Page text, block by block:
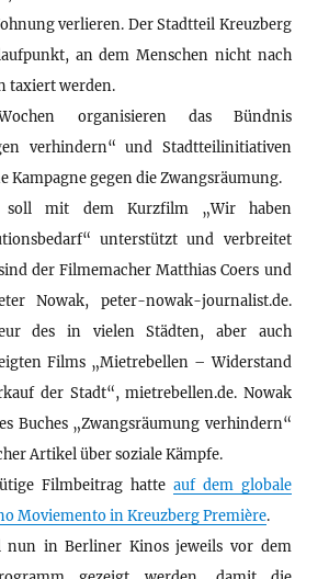
verlieren. Der Stadtteil Kreuzberg
an dem Menschen nicht nach
taxiert werden.
organisieren das Bündnis
verhindern“ und Stadtteilinitiativen
Kampagne gegen die Zwangsräumung.
soll mit dem Kurzfilm „Wir haben
unterstützt und verbreitet
der Filmemacher Matthias Coers und
Nowak, peter-nowak-journalist.de.
des in vielen Städten, aber auch
Films „Mietrebellen – Widerstand
der Stadt“, mietrebellen.de. Nowak
Buches „Zwangsräumung verhindern“
Artikel über soziale Kämpfe.
Filmbeitrag hatte auf dem globale
Moviemento in Kreuzberg Première.
nun in Berliner Kinos jeweils vor dem